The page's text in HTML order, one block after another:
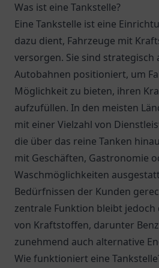
Was ist eine Tankstelle?
Eine Tankstelle ist eine
dazu dient, Fahrzeuge mit
versorgen. Sie sind strategisch
Autobahnen positioniert, um
Möglichkeit zu bieten, ihren
aufzufüllen. In den meisten
mit einer Vielzahl von
die über das reine Tanken
mit Geschäften, Gastronomie
Waschmöglichkeiten
Bedürfnissen der Kunden
zentrale Funktion bleibt
von Kraftstoffen, darunter
zunehmend auch alternative
Wie funktioniert eine